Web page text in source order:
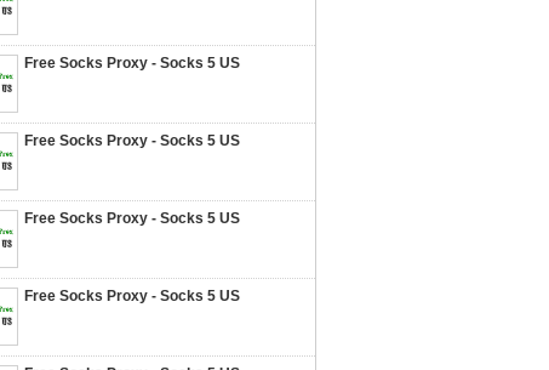
Free Socks Proxy - Socks 5 US
Free Socks Proxy - Socks 5 US
Free Socks Proxy - Socks 5 US
Free Socks Proxy - Socks 5 US